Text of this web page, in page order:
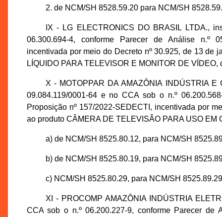
2. de NCM/SH 8528.59.20 para NCM/SH
IX - LG ELECTRONICS DO BRASIL LTDA.,
06.300.694-4, conforme Parecer de Análise n.º
incentivada por meio do Decreto nº 30.925, de 13 de
LÍQUIDO PARA TELEVISOR E MONITOR DE
X - MOTOPPAR DA AMAZÔNIA INDÚSTRIA
09.084.119/0001-64 e no CCA sob o n.º
Proposição nº 157/2022-SEDECTI, incentivada por
ao produto CÂMERA DE TELEVISÃO PARA USO
a) de NCM/SH 8525.80.12, para NCM/SH
b) de NCM/SH 8525.80.19, para NCM/SH
c) NCM/SH 8525.80.29, para NCM/SH
XI - PROCOMP AMAZÔNIA INDÚSTRIA
CCA sob o n.º 06.200.227-9, conforme Parecer de